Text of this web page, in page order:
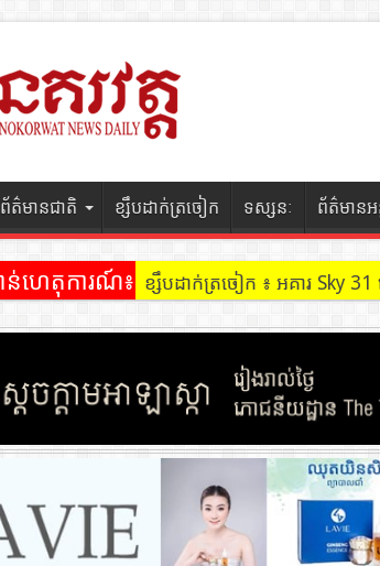
ព័ត៌មានជាតិ ខ្សឹបដាក់ត្រចៀក ទស្សនៈ ព័ត៌មានអ
ន់ហេតុការណ៍៖ ខ្សឹបដាក់ត្រចៀក ៖ ដល់ករ ! ឈ្មួ